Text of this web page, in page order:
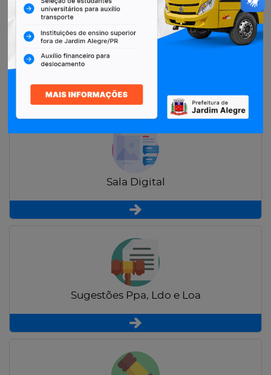
Restituição de Contribuintes
Sala Digital
Sugestões Ppa, Ldo e Loa